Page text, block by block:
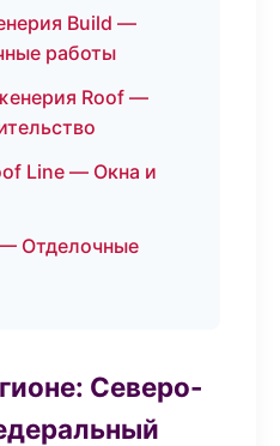
Build —
работы
Roof —
Line — Окна и
Отделочные
Северо-